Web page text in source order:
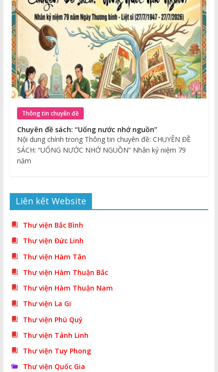
Thông tin chuyên đề
Chuyên đề sách: “Uống nước nhớ nguồn”
Nội dung chính trong Thông tin chuyên đề: CHUYÊN ĐỀ
SÁCH: “UỐNG NƯỚC NHỚ NGUỒN” Nhân kỷ niệm 79
năm
Liên kết Website
Thư viện Bắc Bình
Thư viện Đức Linh
Thư viện Hàm Tân
Thư viện Hàm Thuận Bắc
Thư viện Hàm Thuận Nam
Thư viện La Gi
Thư viện Phú Quý
Thư viện Tánh Linh
Thư viện Tuy Phong
Thư viện Quốc Gia